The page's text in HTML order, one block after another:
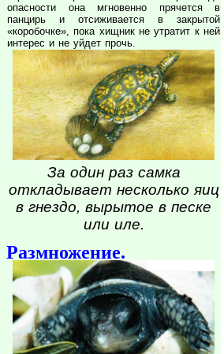
опасности она мгновенно прячется в
панцирь и отсиживается в закрытой
«коробочке», пока хищник не утратит к ней
интерес и не уйдет прочь.
За один раз самка
откладывает несколько яиц
в гнездо, вырытое в песке
или иле.
Размножение.